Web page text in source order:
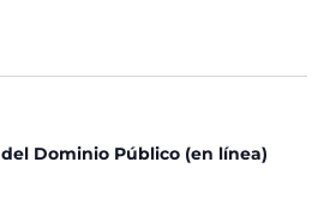
Dominio Público (en línea)